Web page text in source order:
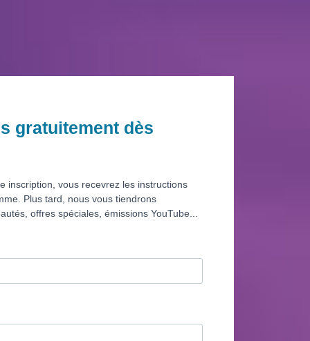
gratuitement dès
inscription, vous recevrez les instructions
Plus tard, nous vous tiendrons
offres spéciales, émissions YouTube...